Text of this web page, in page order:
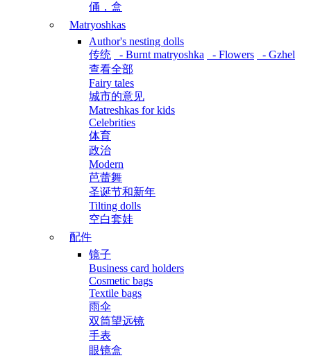
俑，盒
Matryoshkas
Author's nesting dolls
传统
- Burnt matryoshka - Flowers
- Gzhel
查看全部
Fairy tales
城市的意见
Matreshkas for kids
Celebrities
体育
政治
Modern
芭蕾舞
圣诞节和新年
Tilting dolls
空白套娃
配件
镜子
Business card holders
Cosmetic bags
Textile bags
雨伞
双筒望远镜
手表
眼镜盒